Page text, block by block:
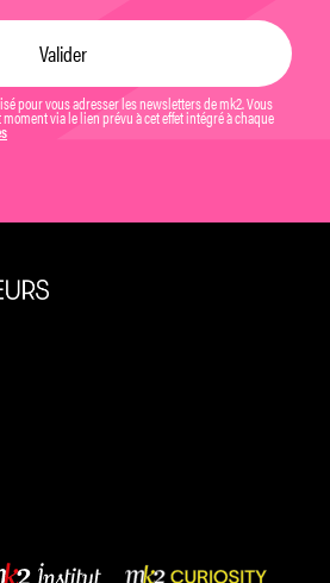
pour vous adresser les newsletters de mk2. Vous
via le lien prévu à cet effet intégré à chaque